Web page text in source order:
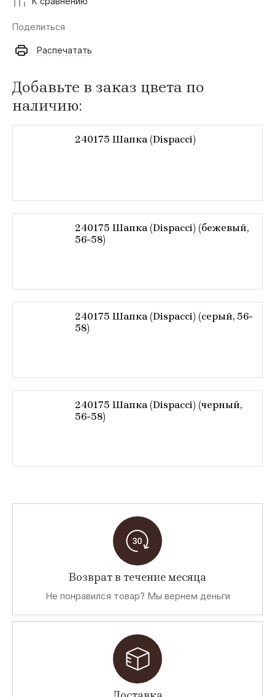
Поделиться
Распечатать
Добавьте в заказ цвета по
наличию:
240175 Шапка (Dispacci)
240175 Шапка (Dispacci) (бежевый,
56-58)
240175 Шапка (Dispacci) (серый, 56-
58)
240175 Шапка (Dispacci) (черный,
56-58)
Возврат в течение месяца
Не понравился товар? Мы вернем деньги